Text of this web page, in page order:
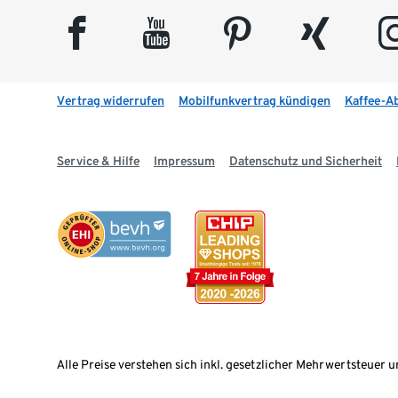
facebook youtube pinterest xing
Vertrag widerrufen Mobilfunkvertrag kündigen Kaffee-
Service & Hilfe Impressum Datenschutz und Sicherheit
Alle Preise verstehen sich inkl. gesetzlicher Mehrwertsteuer